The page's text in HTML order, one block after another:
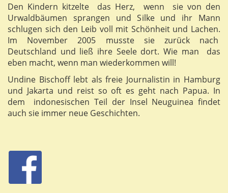
Den Kindern kitzelte das Herz, wenn sie von den
Urwaldbäumen sprangen und Silke und ihr Mann
schlugen sich den Leib voll mit Schönheit und Lachen.
Im November 2005 musste sie zurück nach
Deutschland und ließ ihre Seele dort. Wie man das
eben macht, wenn man wiederkommen will!
Undine Bischoff lebt als freie Journalistin in Hamburg
und Jakarta und reist so oft es geht nach Papua. In
dem indonesischen Teil der Insel Neuguinea findet
auch sie immer neue Geschichten.